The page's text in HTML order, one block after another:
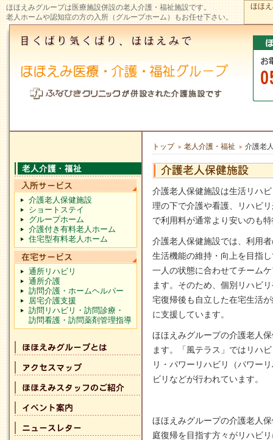
ほほえみグループは医療施設併設の老人介護・福祉施設です。
老人ホームや認知症の方の入所（グループホーム）もお任せ下さい。
ほほ
介護老人保健施設
ショートステイ
グループホーム
介護付き有料老人ホーム
住宅型有料老人ホーム
通所リハビリ
通所介護
訪問介護・ホームヘルパー
居宅介護支援
訪問リハビリ・訪問診療・
訪問看護・訪問薬剤管理指導
トップ 老人介護・福祉 介護老
介護老人保健施設は生活リハ
理の下で介護や看護、リハビ
で利用料が通常より安いのも
介護老人保健施設では、利用
生活機能の維持・向上を目指
一人の状態に合わせてチーム
ます。そのため、個別リハビ
宅復帰後も自立した在宅生活
に支援しています。
ほほえみグループの介護老人
ます。「風テラス」ではリハ
リ・パワーリハビリ（パワー
ビリなどが行われています。
ほほえみグループの介護老人
庭復帰を目指す方々がリハビ